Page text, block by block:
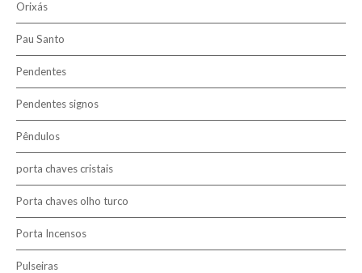
Orixás
Pau Santo
Pendentes
Pendentes signos
Pêndulos
porta chaves cristais
Porta chaves olho turco
Porta Incensos
Pulseiras